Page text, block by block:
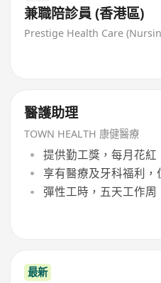
兼職陪診員 (香港區)
Prestige Health Care
醫護助理
TOWN HEALTH 康健醫療
提供勤工獎，每月花紅
享有醫療及牙科福利
彈性工時，五天工作周
最新